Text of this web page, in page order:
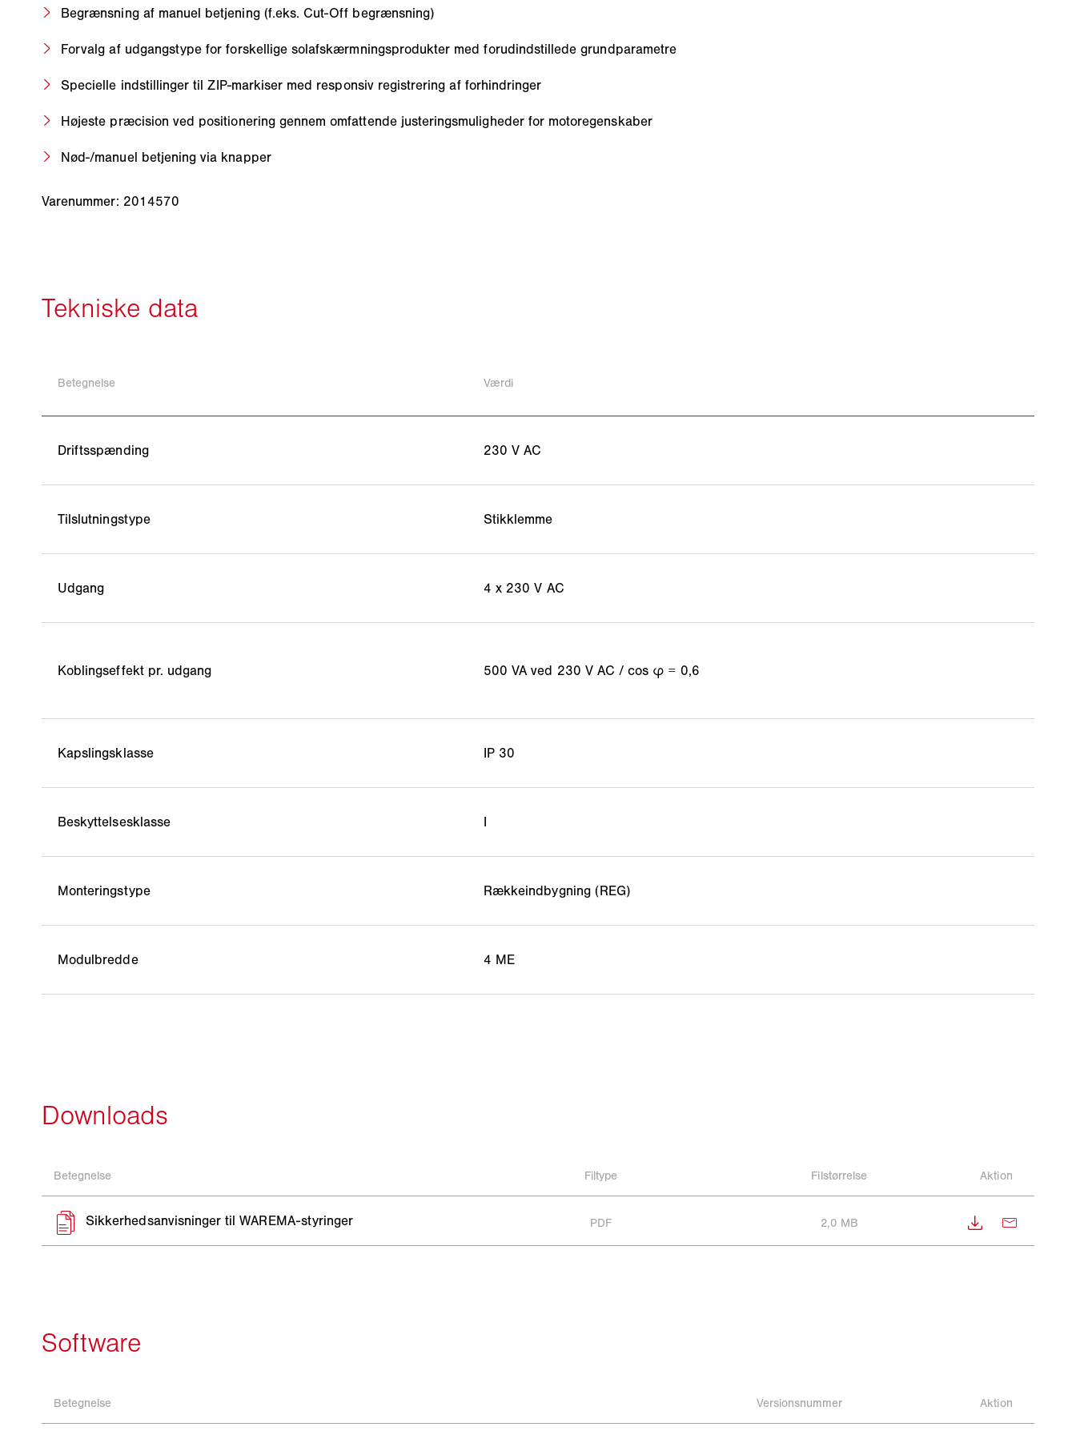
Begrænsning af manuel betjening (f.eks. Cut-Off begrænsning)
Forvalg af udgangstype for forskellige solafskærmningsprodukter med forudindstillede grundparametre
Specielle indstillinger til ZIP-markiser med responsiv registrering af forhindringer
Højeste præcision ved positionering gennem omfattende justeringsmuligheder for motoregenskaber
Nød-/manuel betjening via knapper
Varenummer: 2014570
Betegnelse Værdi
Driftsspænding 230 V AC
Tilslutningstype Stikklemme
Udgang 4 x 230 V AC
Koblingseffekt pr. udgang 500 VA ved 230 V AC / cos φ = 0,6
Kapslingsklasse IP 30
Beskyttelsesklasse I
Monteringstype Rækkeindbygning (REG)
Modulbredde 4 ME